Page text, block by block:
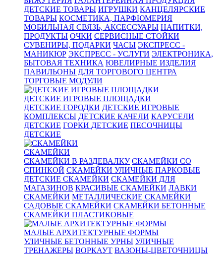
ДЕТСКИЕ ТОВАРЫ ИГРУШКИ КАНЦЕЛЯРСКИЕ
ТОВАРЫ КОСМЕТИКА, ПАРФЮМЕРИЯ
МОБИЛЬНАЯ СВЯЗЬ, АКСЕССУАРЫ НАПИТКИ,
ПРОДУКТЫ ОЧКИ СЕРВИСНЫЕ СТОЙКИ
СУВЕНИРЫ, ПОДАРКИ ЧАСЫ ЭКСПРЕСС -
МАНИКЮР ЭКСПРЕСС - УСЛУГИ ЭЛЕКТРОНИКА,
БЫТОВАЯ ТЕХНИКА ЮВЕЛИРНЫЕ ИЗДЕЛИЯ
ПАВИЛЬОНЫ ДЛЯ ТОРГОВОГО ЦЕНТРА
ТОРГОВЫЕ МОДУЛИ
ДЕТСКИЕ ИГРОВЫЕ ПЛОЩАДКИ
ДЕТСКИЕ ГОРОДКИ ДЕТСКИЕ ИГРОВЫЕ
КОМПЛЕКСЫ ДЕТСКИЕ КАЧЕЛИ КАРУСЕЛИ
ДЕТСКИЕ ГОРКИ ДЕТСКИЕ ПЕСОЧНИЦЫ
ДЕТСКИЕ
СКАМЕЙКИ
СКАМЕЙКИ В РАЗДЕВАЛКУ СКАМЕЙКИ СО
СПИНКОЙ СКАМЕЙКИ УЛИЧНЫЕ ПАРКОВЫЕ
ДЕТСКИЕ СКАМЕЙКИ СКАМЕЙКИ ДЛЯ
МАГАЗИНОВ КРАСИВЫЕ СКАМЕЙКИ ЛАВКИ
СКАМЕЙКИ МЕТАЛЛИЧЕСКИЕ СКАМЕЙКИ
САДОВЫЕ СКАМЕЙКИ СКАМЕЙКИ БЕТОННЫЕ
СКАМЕЙКИ ПЛАСТИКОВЫЕ
МАЛЫЕ АРХИТЕКТУРНЫЕ ФОРМЫ
УЛИЧНЫЕ БЕТОННЫЕ УРНЫ УЛИЧНЫЕ
ТРЕНАЖЕРЫ ВОРКАУТ ВАЗОНЫ-ЦВЕТОЧНИЦЫ